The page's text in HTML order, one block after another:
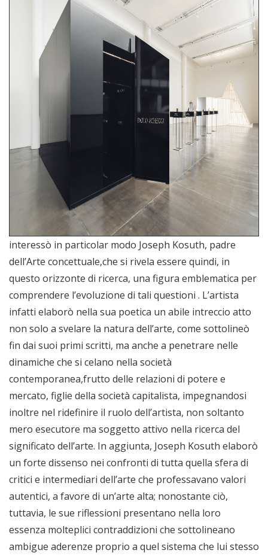
interessò in particolar modo Joseph Kosuth, padre
dell’Arte concettuale,che si rivela essere quindi, in
questo orizzonte di ricerca, una figura emblematica per
comprendere l’evoluzione di tali questioni . L’artista
infatti elaborò nella sua poetica un abile intreccio atto
non solo a svelare la natura dell’arte, come sottolineò
fin dai suoi primi scritti, ma anche a penetrare nelle
dinamiche che si celano nella società
contemporanea,frutto delle relazioni di potere e
mercato, figlie della società capitalista, impegnandosi
inoltre nel ridefinire il ruolo dell’artista, non soltanto
mero esecutore ma soggetto attivo nella ricerca del
significato dell’arte. In aggiunta, Joseph Kosuth elaborò
un forte dissenso nei confronti di tutta quella sfera di
critici e intermediari dell’arte che professavano valori
autentici, a favore di un’arte alta; nonostante ciò,
tuttavia, le sue riflessioni presentano nella loro
essenza molteplici contraddizioni che sottolineano
ambigue aderenze proprio a quel sistema che lui stesso